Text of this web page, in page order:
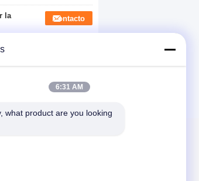
la
Contacto
Lift Work Platform
applicatio...
>|6:31 AM
what product are you looking